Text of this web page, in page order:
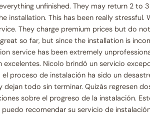
unfinished. They may return 2 to
installation. This has been really stressful.
They charge premium prices but do
so far, but since the installation is
service has been extremely
excelentes. Nicolo brindó un servicio
proceso de instalación ha sido un
todo sin terminar. Quizás regresen
sobre el progreso de la instalación.
recomendar su servicio de